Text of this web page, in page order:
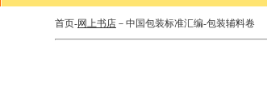
首页-网上书店 －中国包装标准汇编-包装辅料卷